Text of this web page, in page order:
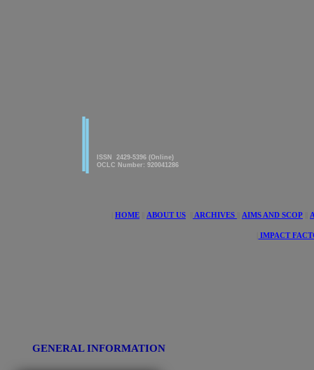
GENERAL INFORMATION
|
HOME ABOUT US ARCHIVES AIMS AND SCOP
IMPACT
|
ISSN 2429-5396 (Online)
OCLC Number: 920041286